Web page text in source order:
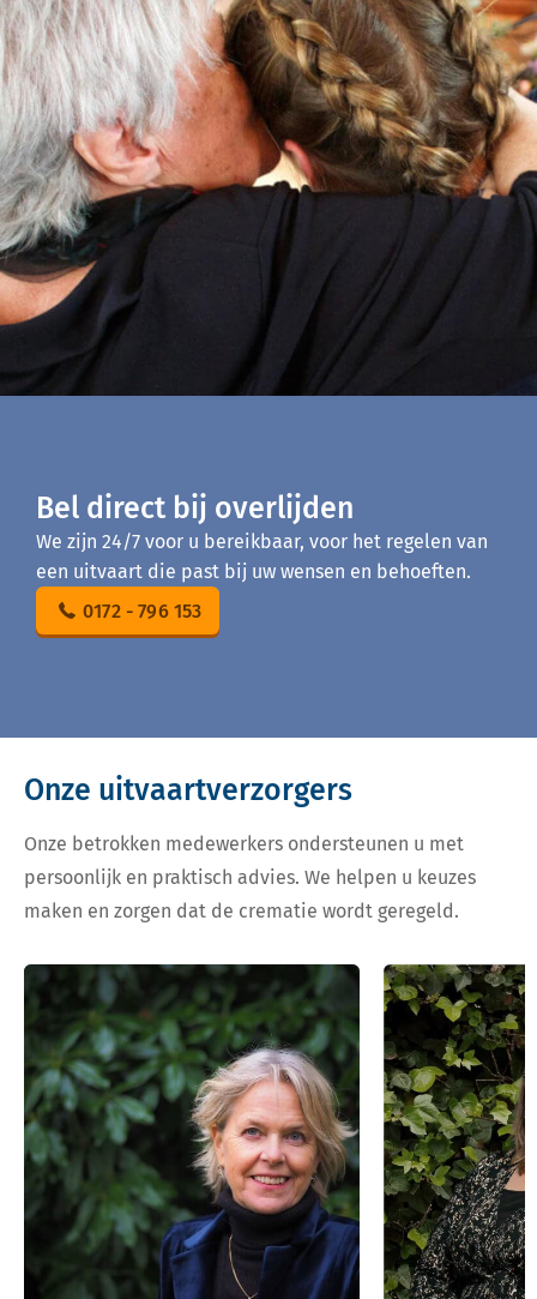
Bel direct bij overlijden
We zijn 24/7 voor u bereikbaar, voor het regelen van
een uitvaart die past bij uw wensen en behoeften.
0172 - 796 153
Onze uitvaartverzorgers
Onze betrokken medewerkers ondersteunen u met
persoonlijk en praktisch advies. We helpen u keuzes
maken en zorgen dat de crematie wordt geregeld.